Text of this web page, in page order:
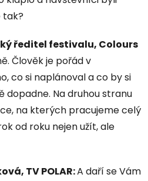
tak?
ředitel festivalu, Colours
Člověk je pořád v
co si naplánoval a co by si
dopadne. Na druhou stranu
na kterých pracujeme celý
od roku nejen užít, ale
TV POLAR:A daří se Vám